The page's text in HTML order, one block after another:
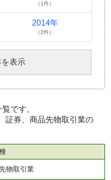
（1件）
2014年
（2件）
表示
です。
証券、商品先物取引業の
物取引業